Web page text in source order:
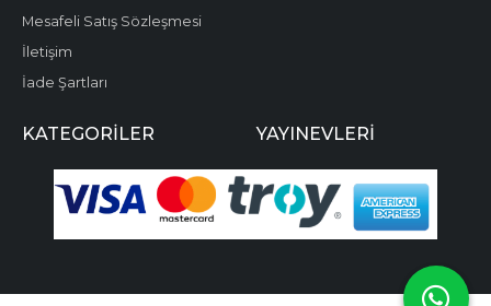
Mesafeli Satış Sözleşmesi
İletişim
İade Şartları
KATEGORILER YAYINEVLERI